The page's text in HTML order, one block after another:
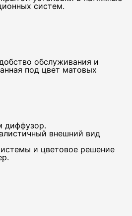
систем.
обслуживания и
под цвет матовых
диффузор.
внешний вид
и цветовое решение